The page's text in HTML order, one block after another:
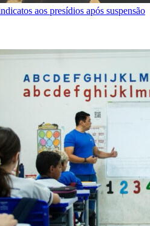
aos presídios após suspensão